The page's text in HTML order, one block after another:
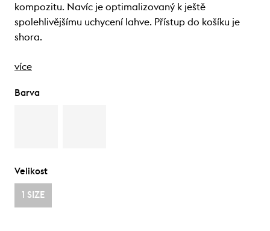
kompozitu. Navíc je optimalizovaný k ještě
spolehlivějšímu uchycení lahve. Přístup do košíku je
shora.
více
Barva
Velikost
1 SIZE